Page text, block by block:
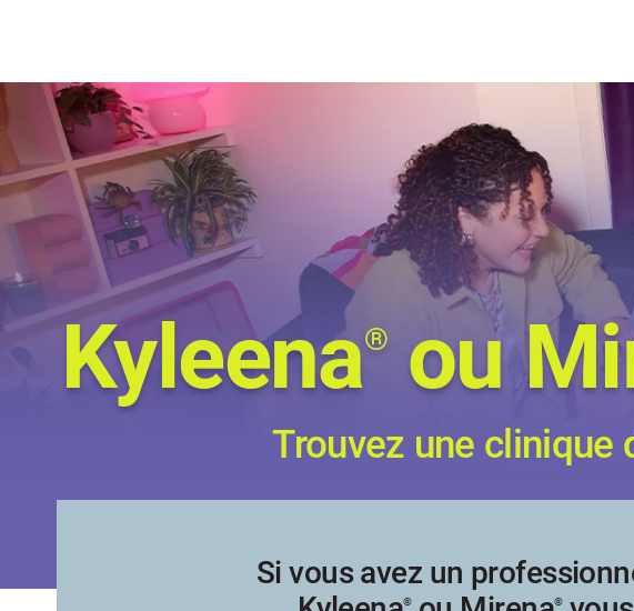
Kyleena®ou
Trouvez une clinique
Si vous avez un
® ®